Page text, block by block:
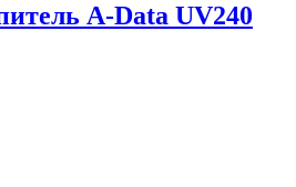
A-Data UV240